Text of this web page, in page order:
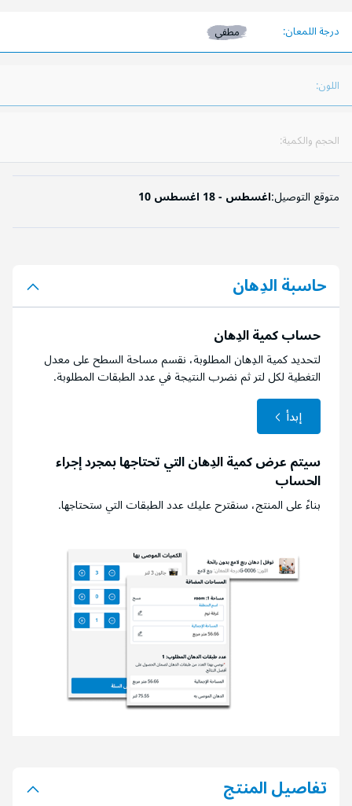
درجة اللمعان: مطفي
اللون:
الحجم والكمية:
متوقع التوصيل:10 اغسطس - 18 اغسطس
حاسبة الدِهان
حساب كمية الدِهان
لتحديد كمية الدِهان المطلوبة، نقسم مساحة السطح على معدل
التغطية لكل لتر ثم نضرب النتيجة في عدد الطبقات المطلوبة.
إبدأ
سيتم عرض كمية الدِهان التي تحتاجها بمجرد إجراء
الحساب
بناءً على المنتج، سنقترح عليك عدد الطبقات التي ستحتاجها.
تفاصيل المنتج